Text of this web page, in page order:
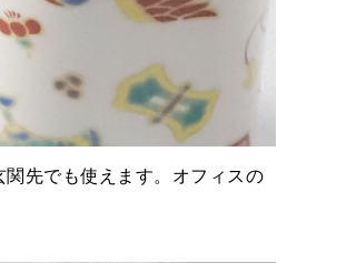
先でも使えます。オフィスの